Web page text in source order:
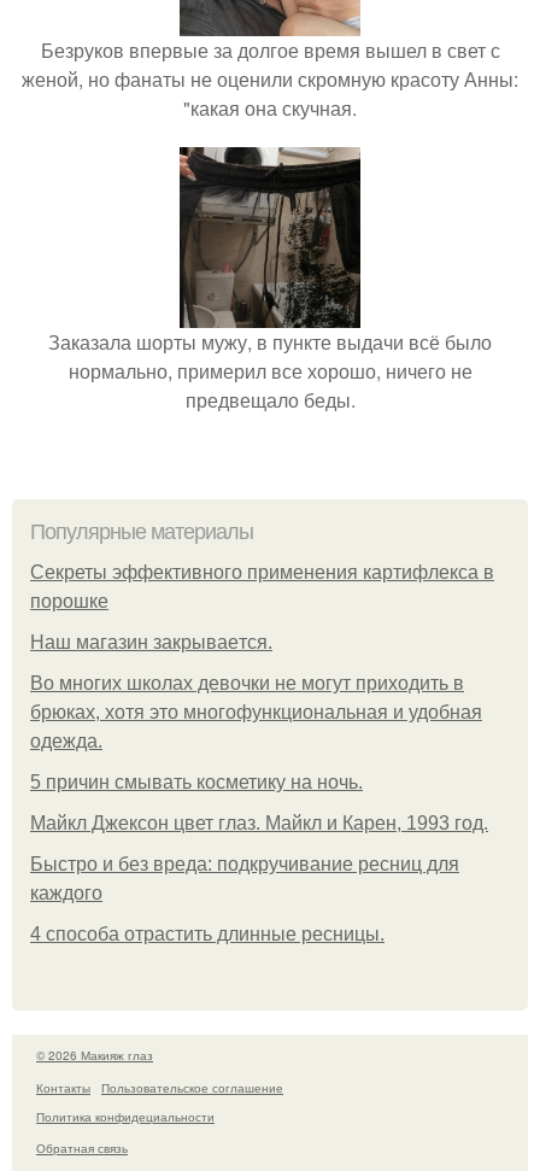
Безруков впервые за долгое время вышел в свет с
женой, но фанаты не оценили скромную красоту Анны:
"какая она скучная.
Заказала шорты мужу, в пункте выдачи всё было
нормально, примерил все хорошо, ничего не
предвещало беды.
Популярные материалы
Секреты эффективного применения картифлекса в
порошке
Нaш магaзин зaкрывaeтся.
Во многих школах девочки не могут приходить в
брюках, хотя это многофункциональная и удобная
одежда.
5 причин смывать косметику на ночь.
Майкл Джексон цвет глаз. Майкл и Карен, 1993 год.
Быстро и без вреда: подкручивание ресниц для
каждого
4 способа отрастить длинные ресницы.
© 2026 Макияж глаз
Контакты
Пользовательское соглашение
Политика конфидециальности
Обратная связь